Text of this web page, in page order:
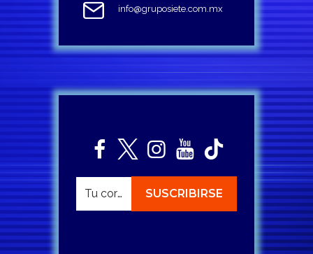
info@gruposiete.com.mx